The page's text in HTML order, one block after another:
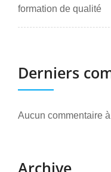
formation de qualité
Derniers
Aucun commentaire
Archive